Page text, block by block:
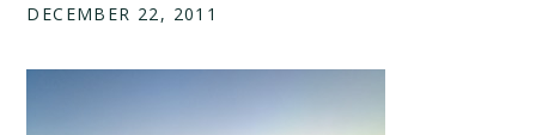
DECEMBER 22, 2011